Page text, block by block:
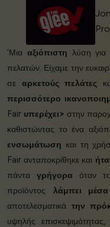
‘Μια αξιόπιστη λύση για
πελατών. Είχαμε την
σε αρκετούς πελάτες
περισσότερο
Fair υπερέχει> στην
καθιστώντας το ένα
ενσωμάτωση και τη
Fair ανταποκρίθηκε και
πάντα γρήγορα όταν
προϊόντος λάμπει
αποτελεσματικάτην
υψηλής